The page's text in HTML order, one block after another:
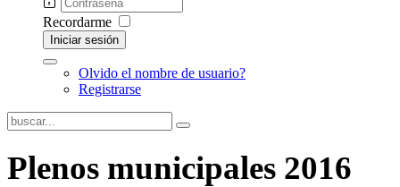
Recordarme
Iniciar sesión
Olvido el nombre de usuario?
Registrarse
Plenos municipales 2016